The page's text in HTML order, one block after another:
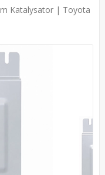
Katalysator | Toyota